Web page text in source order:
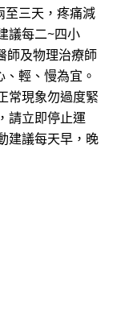
至三天，疼痛減
議每二~四小
師及物理治療師
輕、慢為宜。
常現象勿過度緊
請立即停止運
建議每天早，晚